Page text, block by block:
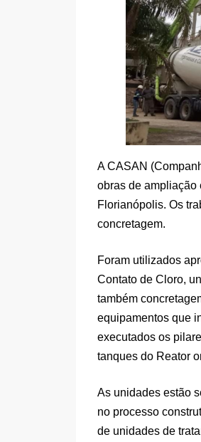
A CASAN
obras de ampliação
Florianópolis. Os
concretagem.
Foram utilizados
Contato de Cloro,
também
equipamentos que
executados os
tanques do Reator
As unidades estão
no processo
de unidades de